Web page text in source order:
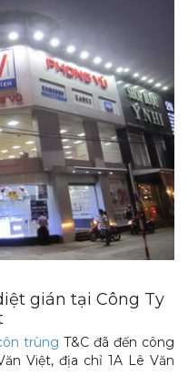
gián tại Công Ty
trùng T&C đã đến công
Việt, địa chỉ 1A Lê Văn